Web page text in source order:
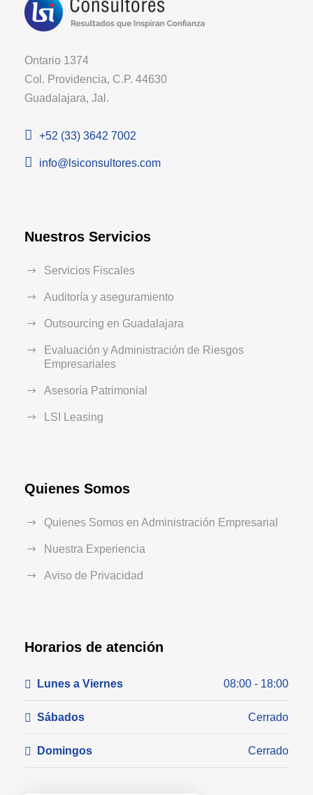
Ontario 1374
Col. Providencia, C.P. 44630
Guadalajara, Jal.
+52 (33) 3642 7002
info@lsiconsultores.com
Nuestros Servicios
Servicios Fiscales
Auditoría y aseguramiento
Outsourcing en Guadalajara
Evaluación y Administración de Riesgos
Empresariales
Asesoría Patrimonial
LSI Leasing
Quienes Somos
Quienes Somos en Administración Empresarial
Nuestra Experiencia
Aviso de Privacidad
Horarios de atención
Lunes a Viernes 08:00 - 18:00
Sábados Cerrado
Domingos Cerrado